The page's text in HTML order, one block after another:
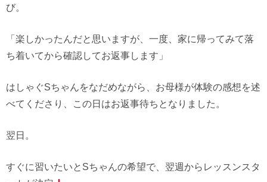
び。
「楽しかったんだと思いますが、一度、家に帰ってみて落
ち着いてから確認してお返事します」
はしゃぐSちゃんをなだめながら、お母様が体験の感想を述
べてくださり、この日はお返事待ちとなりました。
翌日。
すぐに習いたいとSちゃんの希望で、翌週からレッスンスタ